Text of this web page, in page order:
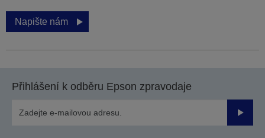
Napište nám
Přihlášení k odběru Epson zpravodaje